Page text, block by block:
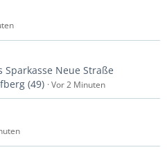
Sparkasse Neue Straße
(49) Vor 2 Minuten